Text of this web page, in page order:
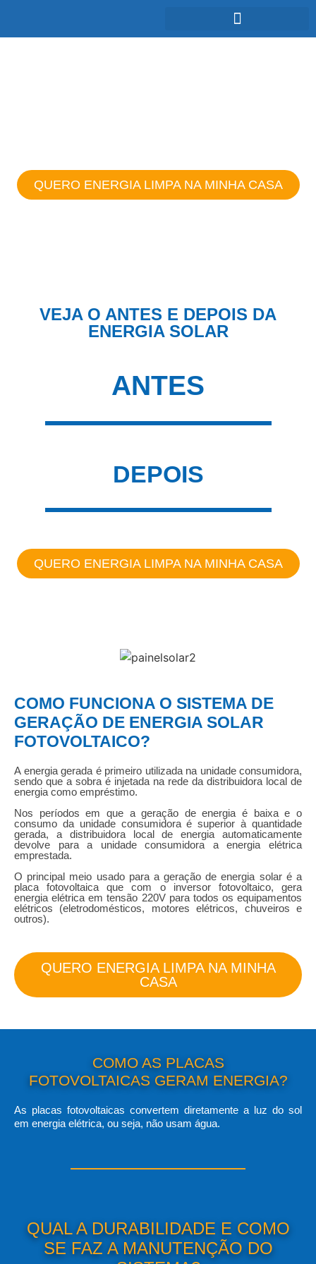
QUERO ENERGIA LIMPA NA MINHA CASA
VEJA O ANTES E DEPOIS DA
ENERGIA SOLAR
ANTES
DEPOIS
QUERO ENERGIA LIMPA NA MINHA CASA
COMO FUNCIONA O SISTEMA DE
GERAÇÃO DE ENERGIA SOLAR
FOTOVOLTAICO?
A energia gerada é primeiro utilizada na unidade consumidora,
sendo que a sobra é injetada na rede da distribuidora local de
energia como empréstimo.
Nos períodos em que a geração de energia é baixa e o
consumo da unidade consumidora é superior à quantidade
gerada, a distribuidora local de energia automaticamente
devolve para a unidade consumidora a energia elétrica
emprestada.
O principal meio usado para a geração de energia solar é a
placa fotovoltaica que com o inversor fotovoltaico, gera
energia elétrica em tensão 220V para todos os equipamentos
elétricos (eletrodomésticos, motores elétricos, chuveiros e
outros).
QUERO ENERGIA LIMPA NA MINHA
CASA
COMO AS PLACAS
FOTOVOLTAICAS GERAM ENERGIA?
As placas fotovoltaicas convertem diretamente a luz do sol
em energia elétrica, ou seja, não usam água.
QUAL A DURABILIDADE E COMO
SE FAZ A MANUTENÇÃO DO